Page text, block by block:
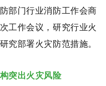
部门行业消防工作会商
工作会议，研究行业火
究部署火灾防范措施。
突出火灾风险